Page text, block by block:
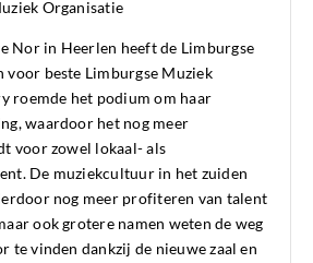
Organisatie
Nor in Heerlen heeft de Limburgse
voor beste Limburgse Muziek
roemde het podium om haar
waardoor het nog meer
voor zowel lokaal- als
De muziekcultuur in het zuiden
nog meer profiteren van talent
ook grotere namen weten de weg
te vinden dankzij de nieuwe zaal en